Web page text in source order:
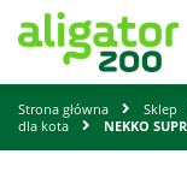
Strona główna Sklep
dla kota
NEKKO